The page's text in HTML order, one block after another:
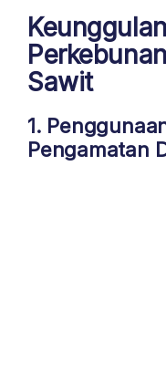
Sawit
1.
Pengamatan